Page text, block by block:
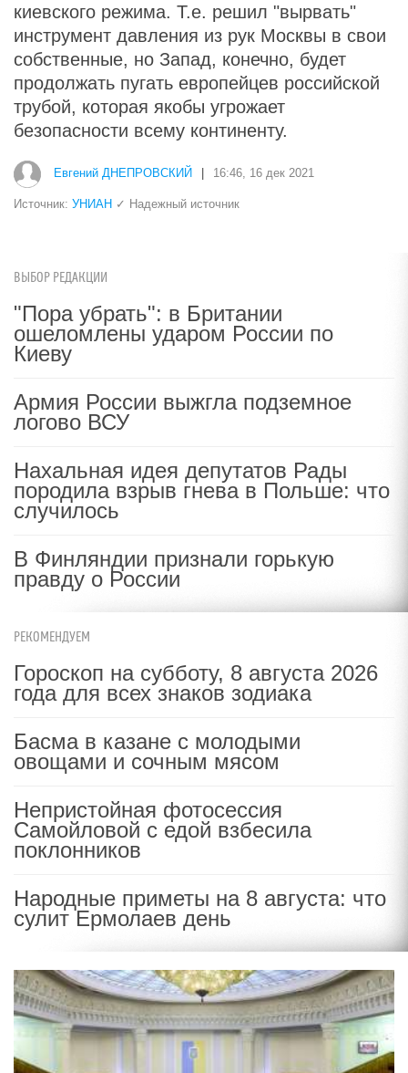
киевского режима. Т.е. решил "вырвать"
инструмент давления из рук Москвы в свои
собственные, но Запад, конечно, будет
продолжать пугать европейцев российской
трубой, которая якобы угрожает
безопасности всему континенту.
Евгений ДНЕПРОВСКИЙ 16:46, 16 дек 2021
Источник: УНИАН ✓ Надежный источник
ВЫБОР РЕДАКЦИИ
"Пора убрать": в Британии
ошеломлены ударом России по
Киеву
Армия России выжгла подземное
логово ВСУ
Нахальная идея депутатов Рады
породила взрыв гнева в Польше: что
случилось
В Финляндии признали горькую
правду о России
РЕКОМЕНДУЕМ
Гороскоп на субботу, 8 августа 2026
года для всех знаков зодиака
Басма в казане с молодыми
овощами и сочным мясом
Непристойная фотосессия
Самойловой с едой взбесила
поклонников
Народные приметы на 8 августа: что
сулит Ермолаев день